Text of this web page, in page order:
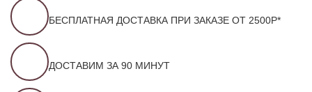
БЕСПЛАТНАЯ ДОСТАВКА ПРИ ЗАКАЗЕ ОТ 2500Р*
ДОСТАВИМ ЗА 90 МИНУТ